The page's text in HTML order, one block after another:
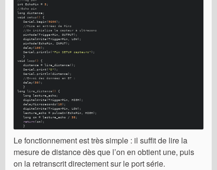
int
EchoPin = 5 ;
//Echo pin
long
distance;
void
setup()
{
   Serial.begin(
9600);
//Mise en entrées de Pins
//On initialise le capteur à ultrasons
   pinMode(TriggerPin, OUTPUT);
   digitalWrite(TriggerPin, LOW);
   pinMode(EchoPin, INPUT);
   delay(
100);
   Serial.println(
"Fin SETUP capteurs" );
   }
void
loop()
{
   distance = lire_distance();
   Serial.print(
"D" );
   Serial.println(distance);
//Envoi des données en BT :
   delay(
50);
   }
long
lire_distance()
{
long
lecture_echo;
   digitalWrite(TriggerPin, HIGH);
   delayMicroseconds(
10);
   digitalWrite(TriggerPin, LOW);
   lecture_echo = pulseIn(EchoPin, HIGH);
long
cm = lecture_echo / 58;
return (cm);
   }
Le fonctionnement est très simple : il suffit de lire la
mesure de distance dès que l’on en obtient une, puis
on la retranscrit directement sur le port série.